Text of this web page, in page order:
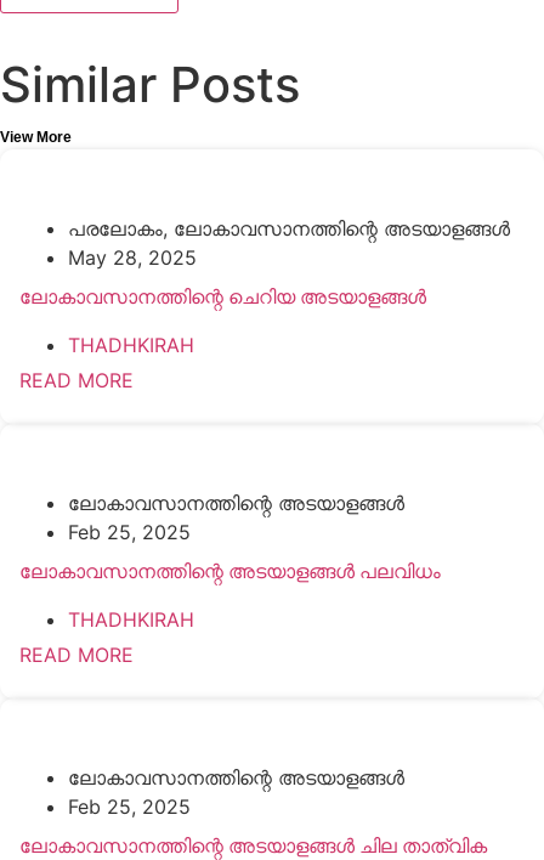
Similar Posts
View More
പരലോകം, ലോകാവസാനത്തിന്റെ അടയാളങ്ങൾ
May 28, 2025
ലോകാവസാനത്തിന്റെ ചെറിയ അടയാളങ്ങൾ
THADHKIRAH
READ MORE
ലോകാവസാനത്തിന്റെ അടയാളങ്ങൾ
Feb 25, 2025
ലോകാവസാനത്തിന്റെ അടയാളങ്ങൾ പലവിധം
THADHKIRAH
READ MORE
ലോകാവസാനത്തിന്റെ അടയാളങ്ങൾ
Feb 25, 2025
ലോകാവസാനത്തിന്റെ അടയാളങ്ങൾ ചില താത്വിക